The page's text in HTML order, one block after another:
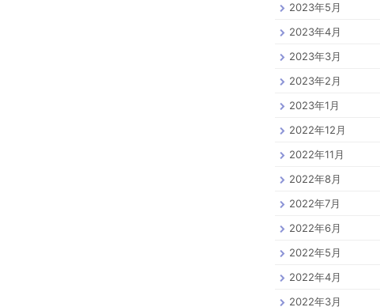
2023年5月
2023年4月
2023年3月
2023年2月
2023年1月
2022年12月
2022年11月
2022年8月
2022年7月
2022年6月
2022年5月
2022年4月
2022年3月